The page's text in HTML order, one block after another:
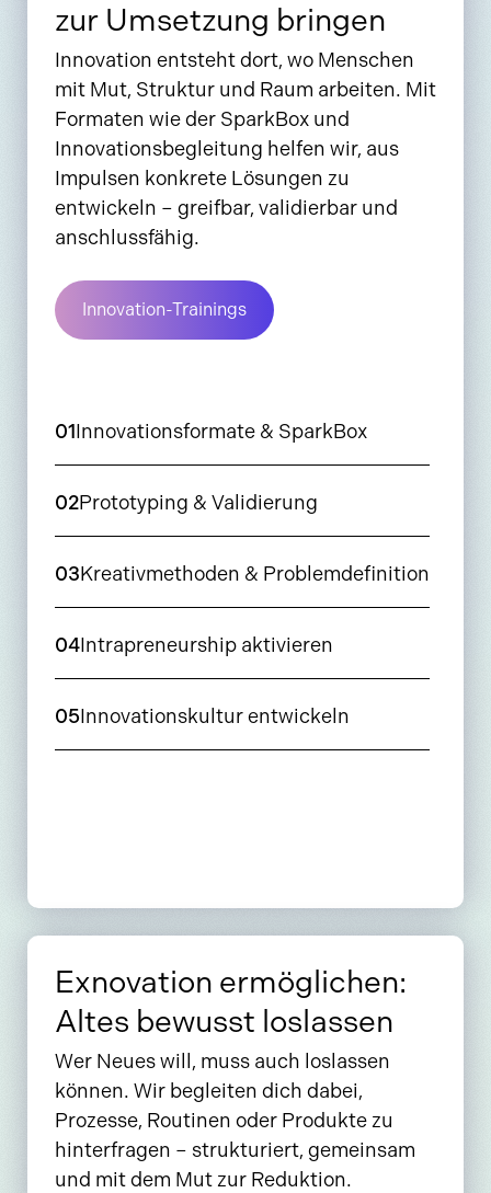
zur Umsetzung bringen
Innovation entsteht dort, wo Menschen
mit Mut, Struktur und Raum arbeiten. Mit
Formaten wie der SparkBox und
Innovationsbegleitung helfen wir, aus
Impulsen konkrete Lösungen zu
entwickeln – greifbar, validierbar und
anschlussfähig.
Innovation-Trainings
01Innovationsformate & SparkBox
02Prototyping & Validierung
03Kreativmethoden & Problemdefinition
04Intrapreneurship aktivieren
05Innovationskultur entwickeln
Exnovation ermöglichen:
Altes bewusst loslassen
Wer Neues will, muss auch loslassen
können. Wir begleiten dich dabei,
Prozesse, Routinen oder Produkte zu
hinterfragen – strukturiert, gemeinsam
und mit dem Mut zur Reduktion.